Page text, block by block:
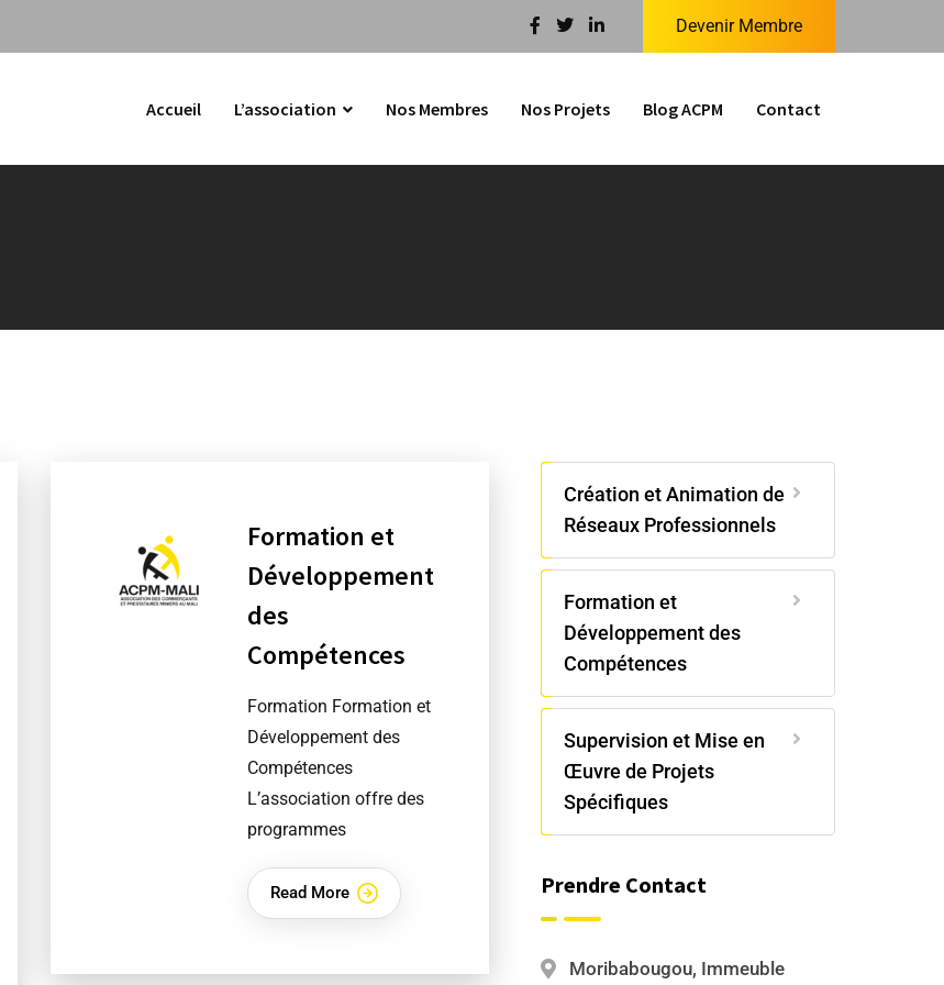
Devenir Membre
Accueil L’association Nos Membres Nos Projets Blog ACPM Contact
Formation et
Développement
des
Compétences
Formation Formation et
Développement des
Compétences
L’association offre des
programmes
Read More
Création et Animation de
Réseaux Professionnels
Formation et
Développement des
Compétences
Supervision et Mise en
Œuvre de Projets
Spécifiques
Prendre Contact
Moribabougou, Immeuble